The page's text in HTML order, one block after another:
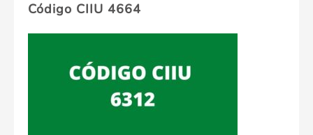
Código CIIU 4664